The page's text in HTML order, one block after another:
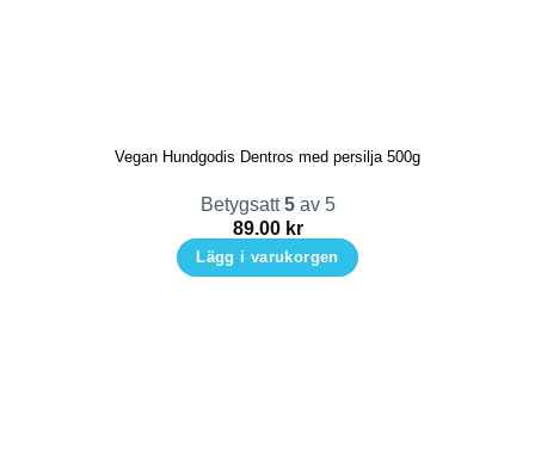
Vegan Hundgodis Dentros med persilja 500g
Betygsatt5av 5
89.00 kr
Lägg i varukorgen